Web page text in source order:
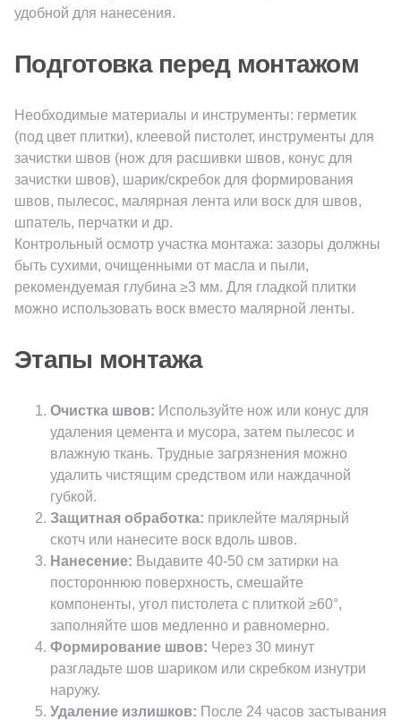
удобной для нанесения.
Подготовка перед монтажом
Необходимые материалы и инструменты: герметик
(под цвет плитки), клеевой пистолет, инструменты для
зачистки швов (нож для расшивки швов, конус для
зачистки швов), шарик/скребок для формирования
швов, пылесос, малярная лента или воск для швов,
шпатель, перчатки и др.
Контрольный осмотр участка монтажа: зазоры должны
быть сухими, очищенными от масла и пыли,
рекомендуемая глубина ≥3 мм. Для гладкой плитки
можно использовать воск вместо малярной ленты.
Этапы монтажа
Очистка швов: Используйте нож или конус для
удаления цемента и мусора, затем пылесос и
влажную ткань. Трудные загрязнения можно
удалить чистящим средством или наждачной
губкой.
Защитная обработка: приклейте малярный
скотч или нанесите воск вдоль швов.
Нанесение: Выдавите 40-50 см затирки на
постороннюю поверхность, смешайте
компоненты, угол пистолета с плиткой ≥60°,
заполняйте шов медленно и равномерно.
Формирование швов: Через 30 минут
разгладьте шов шариком или скребком изнутри
наружу.
Удаление излишков: После 24 часов застывания